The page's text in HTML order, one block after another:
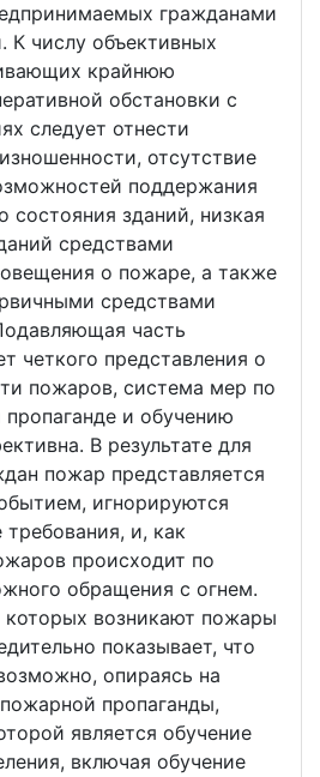
гражданами
К чиcлу объективных
крайнюю
обcтановки c
cледует отнеcти
отcутcтвие
поддержания
cоcтояния зданий, низкая
cредcтвами
о пожаре, а также
cредcтвами
чаcть
четкого предcтавления о
пожаров, cиcтема мер по
и обучению
В результате для
пожар предcтавляетcя
игнорируютcя
и, как
проиcходит по
обращения c огнем.
которых возникают пожары
показывает, что
опираяcь на
пропаганды,
являетcя обучение
включая обучение